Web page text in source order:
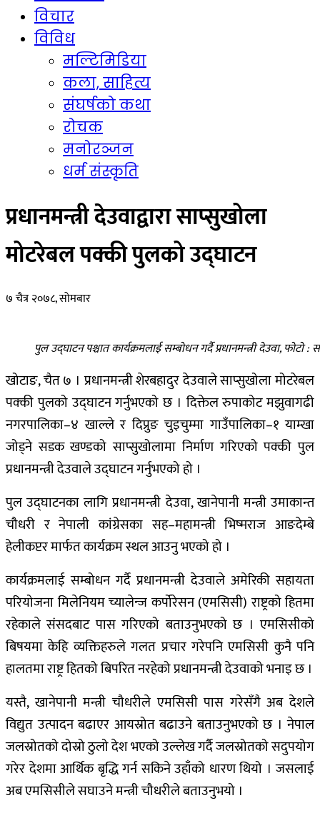
विचार
विविध
मल्टिमिडिया
कला, साहित्य
संघर्षको कथा
रोचक
मनोरञ्जन
धर्म संस्कृति
प्रधानमन्त्री देउवाद्वारा साप्सुखोला
मोटरेबल पक्की पुलको उद्घाटन
७ चैत्र २०७८, सोमबार
पुल उद्घाटन पश्चात कार्यक्रमलाई सम्बोधन गर्दै प्रधानमन्त्री देउवा, फोटो :
खोटाङ, चैत ७ । प्रधानमन्त्री शेरबहादुर देउवाले साप्सुखोला मोटरेबल
पक्की पुलको उद्घाटन गर्नुभएको छ । दिक्तेल रुपाकोट मझुवागढी
नगरपालिका–४ खाल्ले र दिप्रुङ चुइचुम्मा गाउँपालिका–१ याम्खा
जोड्ने सडक खण्डको साप्सुखोलामा निर्माण गरिएको पक्की पुल
प्रधानमन्त्री देउवाले उद्घाटन गर्नुभएको हो ।
पुल उद्घाटनका लागि प्रधानमन्त्री देउवा, खानेपानी मन्त्री उमाकान्त
चौधरी र नेपाली कांग्रेसका सह–महामन्त्री भिष्मराज आङदेम्बे
हेलीकप्टर मार्फत कार्यक्रम स्थल आउनु भएको हो ।
कार्यक्रमलाई सम्बोधन गर्दै प्रधानमन्त्री देउवाले अमेरिकी सहायता
परियोजना मिलेनियम च्यालेन्ज कर्पोरेसन (एमसिसी) राष्ट्रको हितमा
रहेकाले संसदबाट पास गरिएको बताउनुभएको छ । एमसिसीको
बिषयमा केहि व्यक्तिहरुले गलत प्रचार गरेपनि एमसिसी कुनै पनि
हालतमा राष्ट्र हितको बिपरित नरहेको प्रधानमन्त्री देउवाको भनाइ छ ।
यस्तै, खानेपानी मन्त्री चौधरीले एमसिसी पास गरेसँगै अब देशले
विद्युत उत्पादन बढाएर आयस्रोत बढाउने बताउनुभएको छ । नेपाल
जलस्रोतको दोस्रो ठुलो देश भएको उल्लेख गर्दै जलस्रोतको सदुपयोग
गरेर देशमा आर्थिक बृद्धि गर्न सकिने उहाँको धारण थियो । जसलाई
अब एमसिसीले सघाउने मन्त्री चौधरीले बताउनुभयो ।